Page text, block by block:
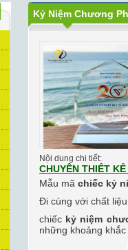
Kỷ Niệm Chương
Nội dung chi tiết:
CHUYÊN THIẾT
Mẫu mã chiếc kỷ
Đi cùng với chất
chiếc kỷ niệm
những khoảng